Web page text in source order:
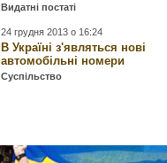
Видатні постаті
24 грудня 2013 о 16:24
В Україні з'являться нові
автомобільні номери
Суспільство